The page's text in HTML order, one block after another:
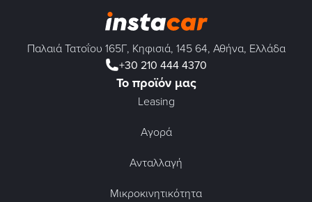
Παλαιά Τατοΐου 165Γ, Κηφισιά, 145 64, Αθήνα, Ελλάδα
+30 210 444 4370
Το προϊόν μας
Leasing
Αγορά
Ανταλλαγή
Μικροκινητικότητα